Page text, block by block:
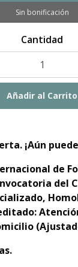
Sin bonificación
Cantidad
¡Aún
de
del